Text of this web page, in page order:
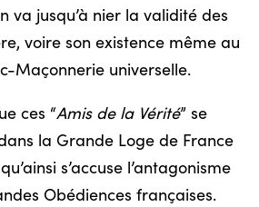
va jusqu’à nier la validité des
voire son existence même au
Maçonnerie universelle.
ces “Amis de la Vérité” se
la Grande Loge de France
s’accuse l’antagonisme
Obédiences françaises.